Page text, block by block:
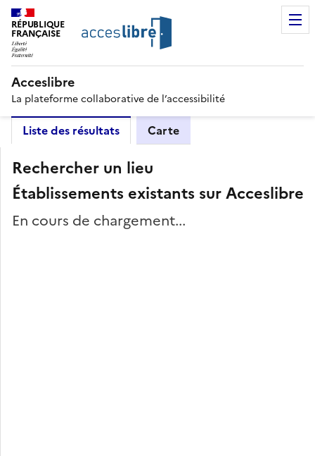
RÉPUBLIQUE
FRANÇAISE
Acceslibre
La plateforme collaborative de l’accessibilité
Liste des résultats Carte
Rechercher un lieu
Établissements existants sur Acceslibre
En cours de chargement...